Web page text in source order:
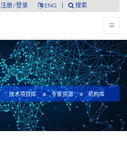
搜索
ENG
注册/登录
技术项目库 专家资源 机构库